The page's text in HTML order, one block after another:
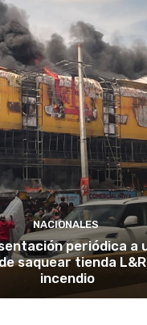
NACIONALES
periódica a
saquear tienda
incendio